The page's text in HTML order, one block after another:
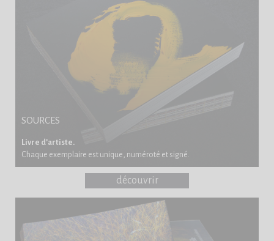
SOURCES
Livre d’artiste.
Chaque exemplaire est unique, numéroté et signé.
découvrir